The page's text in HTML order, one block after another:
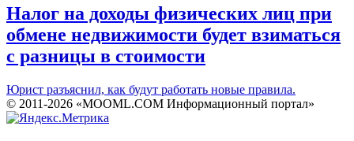
Налог на доходы физических лиц при
обмене недвижимости будет взиматься
с разницы в стоимости
Юрист разъяснил, как будут работать новые правила.
© 2011-2026 «MOOML.COM Информационный портал»